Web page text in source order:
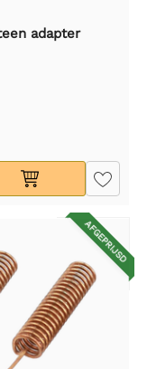
adapter
AFGEPRIJSD